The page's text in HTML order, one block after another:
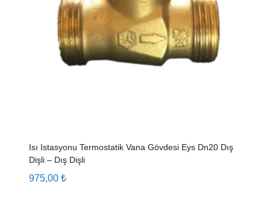
Isı Istasyonu Termostatik Vana Gövdesi Eys Dn20 Dış
Dişli – Dış Dişli
975,00 ₺